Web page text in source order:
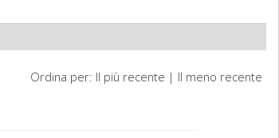
Ordina per: Il più recente | Il meno recente